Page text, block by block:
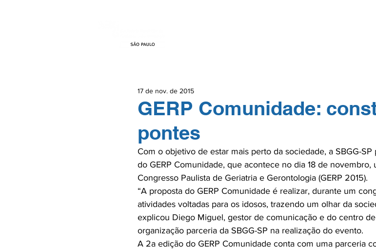
GERP Comunidade:
pontes
17 de nov. de 2015
Com o objetivo de estar mais perto da sociedade, a SBGG-
do GERP Comunidade, que acontece no dia 18 de
Congresso Paulista de Geriatria e Gerontologia (GERP 2015).
“A proposta do GERP Comunidade é realizar, durante um
atividades voltadas para os idosos, trazendo um olhar da
explicou Diego Miguel, gestor de comunicação e do centro
organização parceria da SBGG-SP na realização do evento.
A 2a edição do GERP Comunidade conta com uma parceria